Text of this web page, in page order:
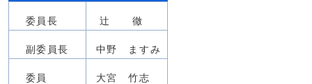
委員長 辻 徹
副委員長 中野 ますみ
委員 大宮 竹志